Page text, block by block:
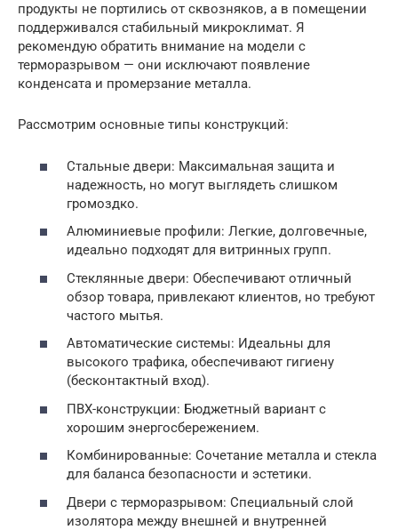
продукты не портились от сквозняков, а в помещении
поддерживался стабильный микроклимат. Я
рекомендую обратить внимание на модели с
терморазрывом — они исключают появление
конденсата и промерзание металла.
Рассмотрим основные типы конструкций:
Стальные двери: Максимальная защита и
надежность, но могут выглядеть слишком
громоздко.
Алюминиевые профили: Легкие, долговечные,
идеально подходят для витринных групп.
Стеклянные двери: Обеспечивают отличный
обзор товара, привлекают клиентов, но требуют
частого мытья.
Автоматические системы: Идеальны для
высокого трафика, обеспечивают гигиену
(бесконтактный вход).
ПВХ-конструкции: Бюджетный вариант с
хорошим энергосбережением.
Комбинированные: Сочетание металла и стекла
для баланса безопасности и эстетики.
Двери с терморазрывом: Специальный слой
изолятора между внешней и внутренней